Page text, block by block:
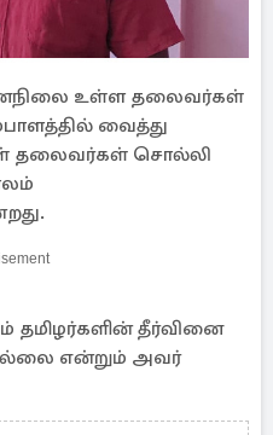
உள்ள தலைவர்கள்
வைத்து
தலைவர்கள் சொல்லி
தமிழர்களின் தீர்வினை
என்றும் அவர்